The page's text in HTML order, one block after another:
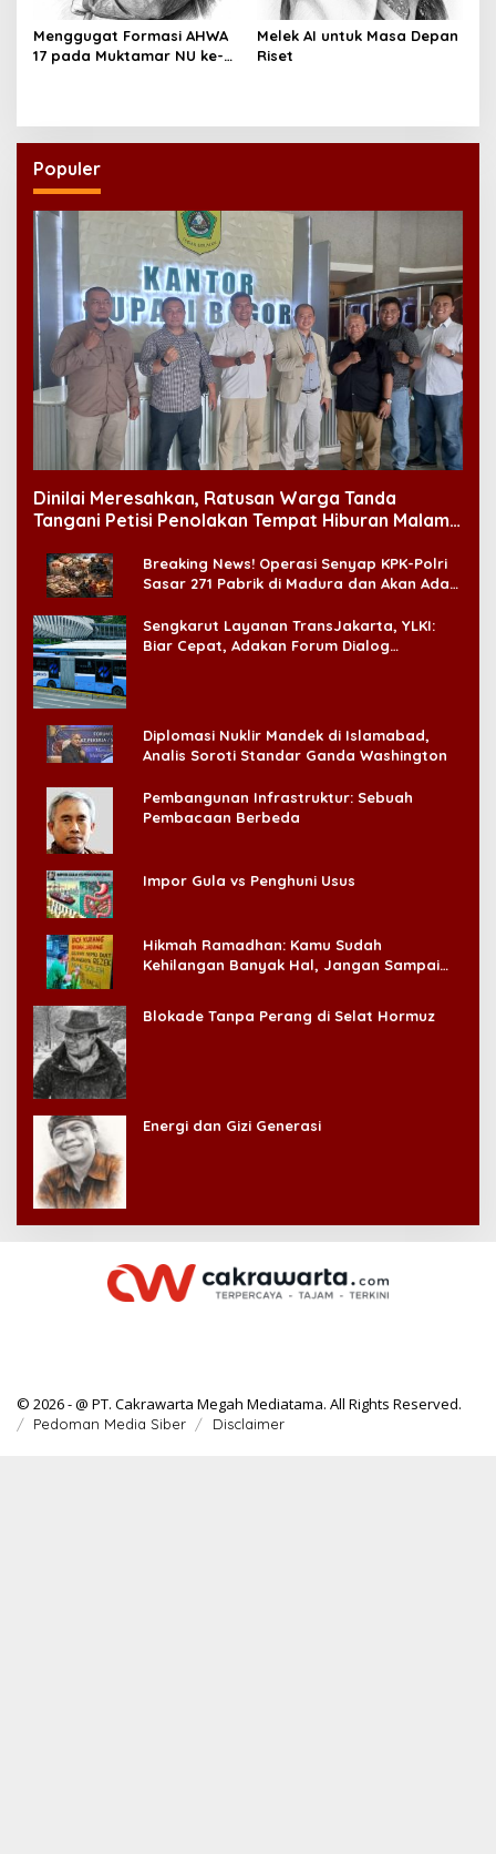
Menggugat Formasi AHWA
17 pada Muktamar NU ke-
Melek AI untuk Masa Depan
Riset
Populer
Dinilai Meresahkan, Ratusan Warga Tanda
Tangani Petisi Penolakan Tempat Hiburan Malam
Breaking News! Operasi Senyap KPK-Polri
Sasar 271 Pabrik di Madura dan Akan Ada
Sengkarut Layanan TransJakarta, YLKI:
Biar Cepat, Adakan Forum Dialog
Diplomasi Nuklir Mandek di Islamabad,
Analis Soroti Standar Ganda Washington
Pembangunan Infrastruktur: Sebuah
Pembacaan Berbeda
Impor Gula vs Penghuni Usus
Hikmah Ramadhan: Kamu Sudah
Kehilangan Banyak Hal, Jangan Sampai
Blokade Tanpa Perang di Selat Hormuz
Energi dan Gizi Generasi
© 2026 - @ PT. Cakrawarta Megah Mediatama. All Rights Reserved.
Pedoman Media Siber Disclaimer